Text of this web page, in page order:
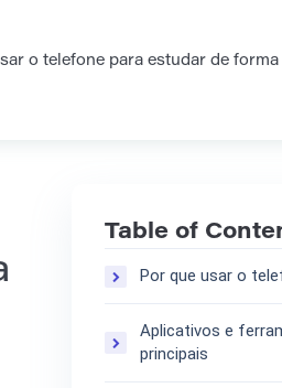
o telefone para estudar de forma
Table of
Por que usar o
Aplicativos e
principais